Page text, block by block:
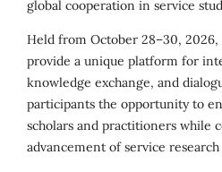
global cooperation in service
Held from October 28–30,
provide a unique platform for
knowledge exchange, and
participants the opportunity to
scholars and practitioners while
advancement of service